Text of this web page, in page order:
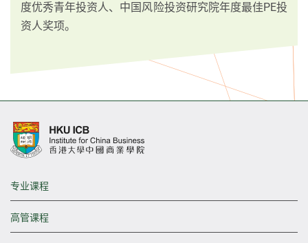
度优秀青年投资人、中国风险投资研究院年度最佳PE投
资人奖项。
专业课程
高管课程